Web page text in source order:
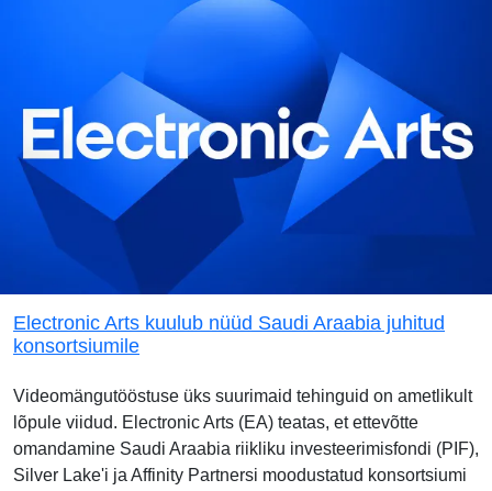
Electronic Arts kuulub nüüd Saudi Araabia juhitud
konsortsiumile
Videomängutööstuse üks suurimaid tehinguid on ametlikult
lõpule viidud. Electronic Arts (EA) teatas, et ettevõtte
omandamine Saudi Araabia riikliku investeerimisfondi (PIF),
Silver Lake'i ja Affinity Partnersi moodustatud konsortsiumi